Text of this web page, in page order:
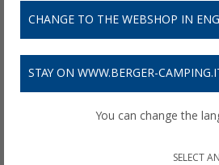
CHANGE TO THE WEBSHOP IN
STAY ON WWW.BERGER-
You can change the
SELECT